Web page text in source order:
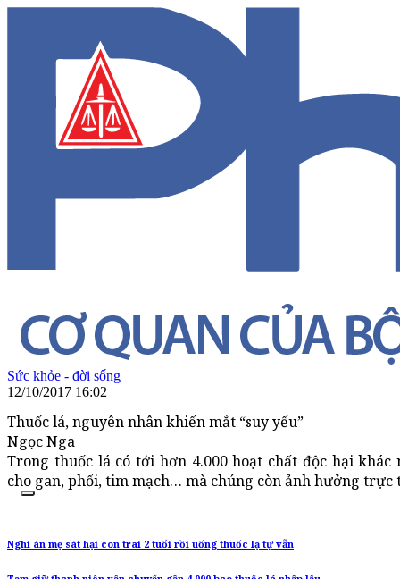
Sức khỏe - đời sống
12/10/2017 16:02
Thuốc lá, nguyên nhân khiến mắt “suy yếu”
Ngọc Nga
Trong thuốc lá có tới hơn 4.000 hoạt chất độc hại
cho gan, phổi, tim mạch… mà chúng còn ảnh hưởng trực
Nghi án mẹ sát hại con trai 2 tuổi rồi uống thuốc lạ tự vẫn